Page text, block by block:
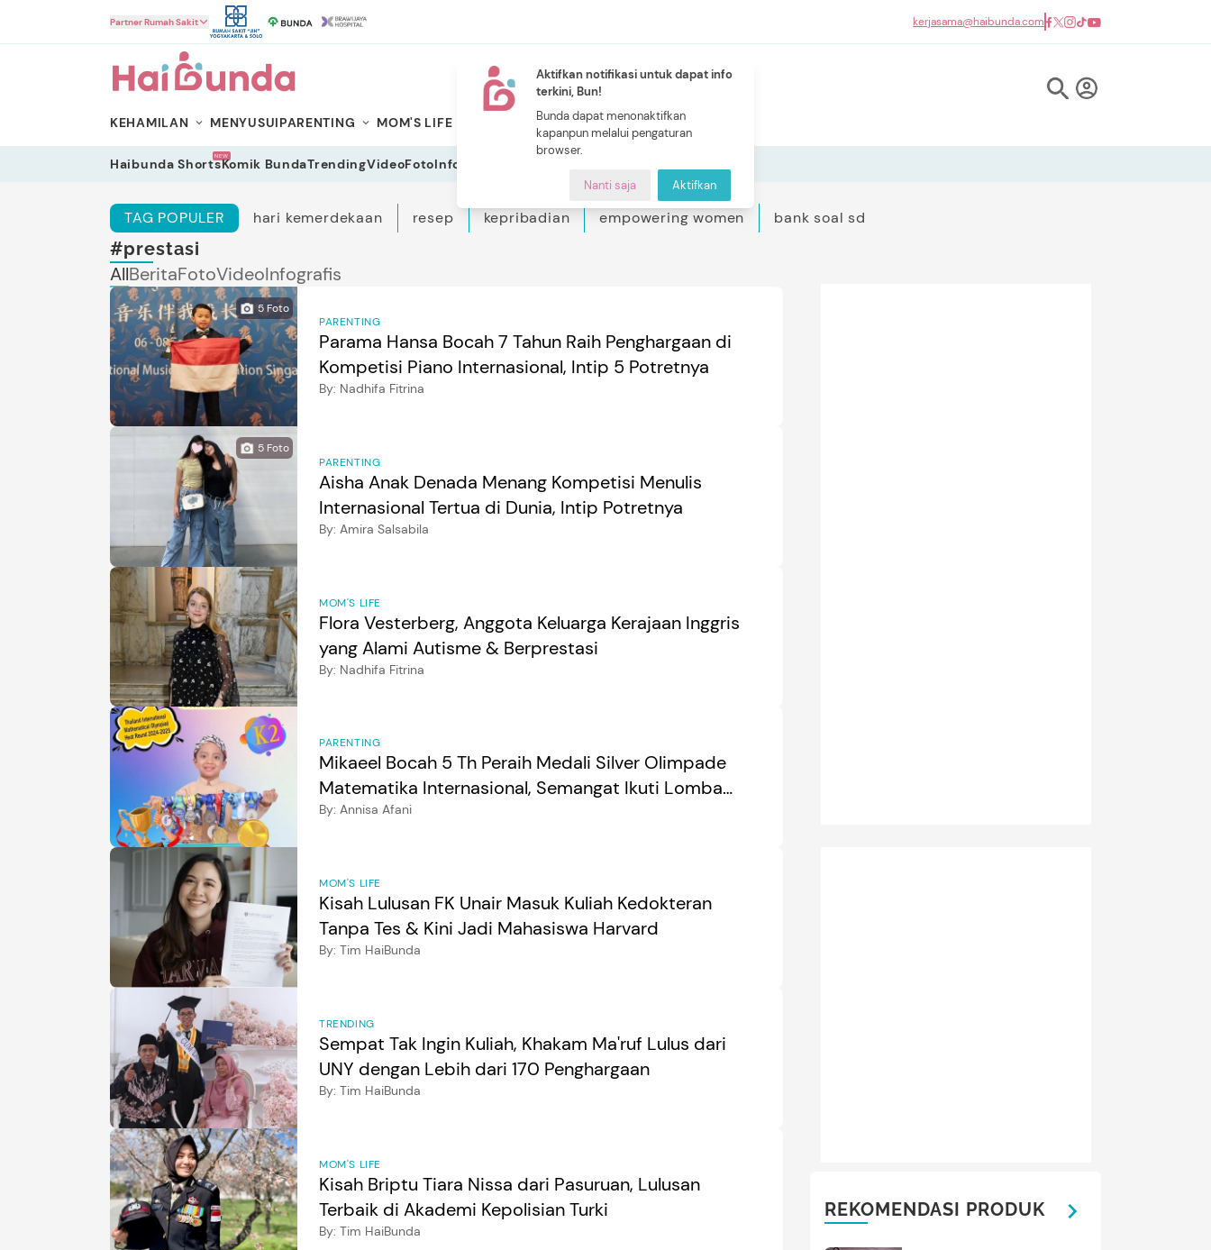
Aktifkan notifikasi untuk dapat info
terkini, Bun!
Bunda dapat menonaktifkan
kapanpun melalui pengaturan
browser.
Nanti saja Aktifkan
Partner Rumah Sakit kerjasama@haibunda.com
KEHAMILAN MENYUSUIPARENTING MOM'S LIFE PILIHAN BUNDA
NEW
CERITA BUNDA
Haibunda ShortsNEWKomik BundaTrendingVideoFotoInfografis
TAG POPULER hari kemerdekaan resep kepribadian empowering women bank soal sd
#prestasi
AllBeritaFotoVideoInfografis
5Foto
PARENTING
Parama Hansa Bocah 7 Tahun Raih Penghargaan di
Kompetisi Piano Internasional, Intip 5 Potretnya
By: Nadhifa Fitrina
5 Foto
PARENTING
Aisha Anak Denada Menang Kompetisi Menulis
Internasional Tertua di Dunia, Intip Potretnya
By: Amira Salsabila
MOM'S LIFE
Flora Vesterberg, Anggota Keluarga Kerajaan Inggris
yang Alami Autisme & Berprestasi
By: Nadhifa Fitrina
PARENTING
Mikaeel Bocah 5 Th Peraih Medali Silver Olimpade
Matematika Internasional, Semangat Ikuti Lomba
Meski Masuk RS
By: Annisa Afani
MOM'S LIFE
Kisah Lulusan FK Unair Masuk Kuliah Kedokteran
Tanpa Tes & Kini Jadi Mahasiswa Harvard
By: Tim HaiBunda
TRENDING
Sempat Tak Ingin Kuliah, Khakam Ma'ruf Lulus dari
UNY dengan Lebih dari 170 Penghargaan
By: Tim HaiBunda
MOM'S LIFE
Kisah Briptu Tiara Nissa dari Pasuruan, Lulusan
Terbaik di Akademi Kepolisian Turki
By: Tim HaiBunda
REKOMENDASI PRODUK